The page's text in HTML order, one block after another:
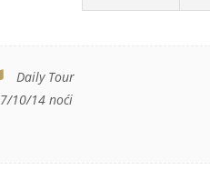
Daily Tour
7/10/14 noći